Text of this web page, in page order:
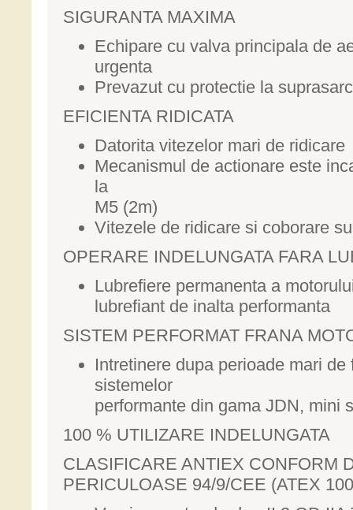
SIGURANTA MAXIMA
Echipare cu valva principala de
urgenta
Prevazut cu protectie la
EFICIENTA RIDICATA
Datorita vitezelor mari de ridicare
Mecanismul de actionare este
la
M5 (2m)
Vitezele de ridicare si coborare
OPERARE INDELUNGATA FARA
Lubrefiere permanenta a
lubrefiant de inalta performanta
SISTEM PERFORMAT FRANA
Intretinere dupa perioade mari
sistemelor
performante din gama JDN, mini
100 % UTILIZARE INDELUNGATA
CLASIFICARE ANTIEX CONFORM
PERICULOASE 94/9/CEE (ATEX